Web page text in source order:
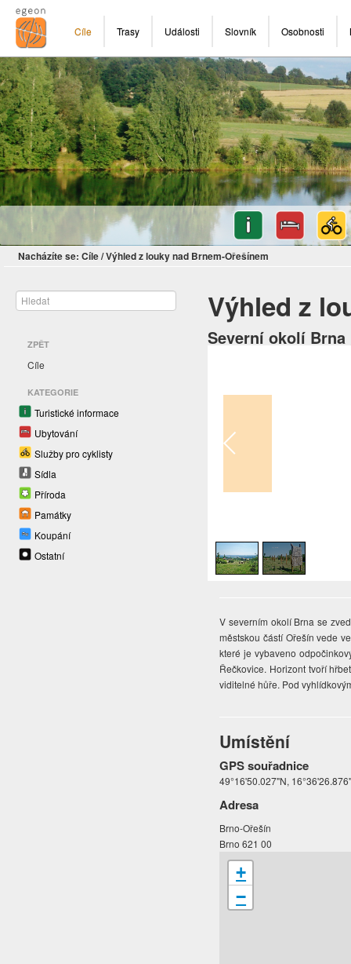
Cíle Trasy Události Slovník Osobnosti
Nacházíte se: Cíle/Výhled z louky nad Brnem-Ořešínem
ZPĚT
Cíle
KATEGORIE
Turistické informace
Ubytování
Služby pro cyklisty
Sídla
Příroda
Památky
Koupání
Ostatní
Výhled z
Severní okolí
V severním okolí Brna se
městskou částí Ořešín vede
které je vybaveno
Řečkovice. Horizont tvoří
viditelné hůře. Pod
Umístění
GPS souřadnice
49°16'50.027"N,
Adresa
Brno-Ořešín
Brno 621 00
+
−